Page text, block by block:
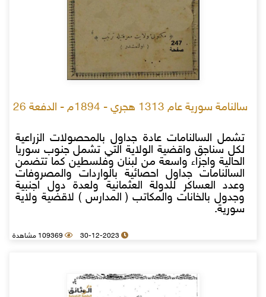
سالنامة سورية عام 1313 هجري - 1894م - الدفعة 26
تشمل السالنامات عادة جداول بالمحصولات الزراعية
لكل سناجق واقضية الولاية التي تشمل جنوب سوريا
الحالية واجزاء واسعة من لبنان وفلسطين كما تتضمن
السالنامات جداول احصائية بالواردات والمصروفات
وعدد العساكر للدولة العثمانية ولعدة دول اجنبية
وجدول بالخانات والمكاتب ( المدارس ) لاقضية ولاية
سورية.
30-12-2023 109369 مشاهدة